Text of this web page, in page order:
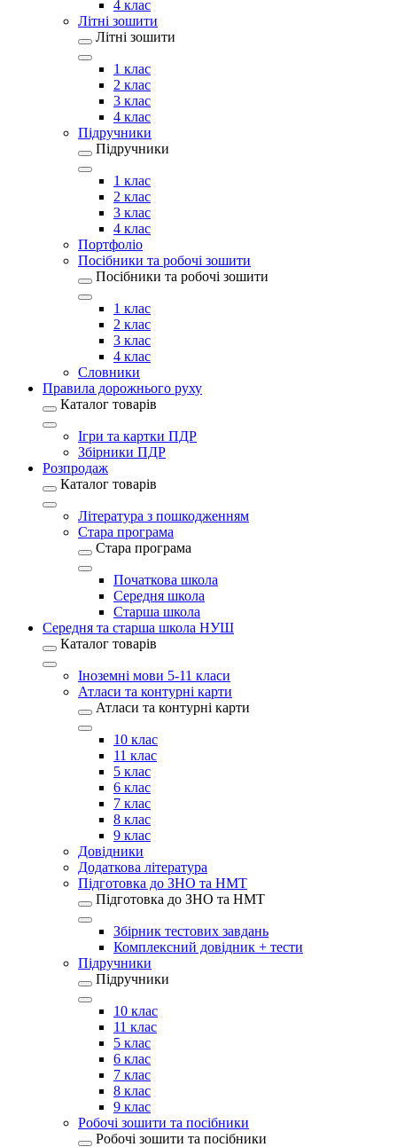
4 клас
Літні зошити
Літні зошити
1 клас
2 клас
3 клас
4 клас
Підручники
Підручники
1 клас
2 клас
3 клас
4 клас
Портфоліо
Посібники та робочі зошити
Посібники та робочі зошити
1 клас
2 клас
3 клас
4 клас
Словники
Правила дорожнього руху
Каталог товарів
Ігри та картки ПДР
Збірники ПДР
Розпродаж
Каталог товарів
Література з пошкодженням
Стара програма
Стара програма
Початкова школа
Середня школа
Старша школа
Середня та старша школа НУШ
Каталог товарів
Іноземні мови 5-11 класи
Атласи та контурні карти
Атласи та контурні карти
10 клас
11 клас
5 клас
6 клас
7 клас
8 клас
9 клас
Довідники
Додаткова література
Підготовка до ЗНО та НМТ
Підготовка до ЗНО та НМТ
Збірник тестових завдань
Комплексний довідник + тести
Підручники
Підручники
10 клас
11 клас
5 клас
6 клас
7 клас
8 клас
9 клас
Робочі зошити та посібники
Робочі зошити та посібники